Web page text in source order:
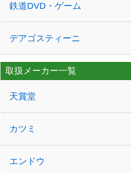
鉄道DVD・ゲーム
デアゴスティーニ
取扱メーカー一覧
天賞堂
カツミ
エンドウ